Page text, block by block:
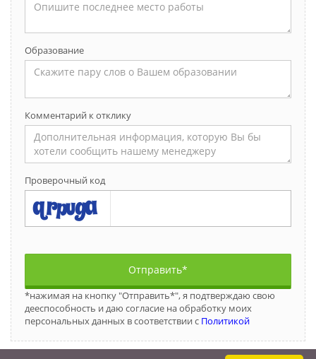
Образование
Комментарий к отклику
Проверочный код
Отправить*
*нажимая на кнопку "Отправить*", я подтверждаю свою
дееспособность и даю согласие на обработку моих
персональных данных в соответствии с Политикой